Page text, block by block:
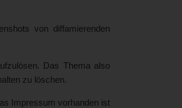
von diffamierenden
Das Thema also
zu löschen.
Impressum vorhanden ist